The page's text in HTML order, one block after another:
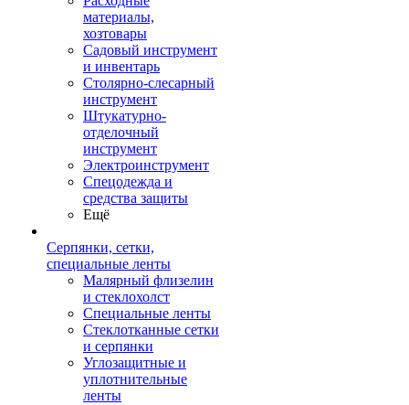
материалы,
хозтовары
Садовый инструмент
и инвентарь
Столярно-слесарный
инструмент
Штукатурно-
отделочный
инструмент
Электроинструмент
Спецодежда и
средства защиты
Ещё
Серпянки, сетки,
специальные ленты
Малярный флизелин
и стеклохолст
Специальные ленты
Стеклотканные сетки
и серпянки
Углозащитные и
уплотнительные
ленты